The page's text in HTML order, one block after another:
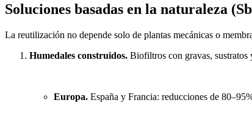
Soluciones basadas en la naturaleza
La reutilización no depende solo de plantas mecánicas o
Humedales construidos. Biofiltros con gravas, sustratos
Europa. España y Francia: reducciones de